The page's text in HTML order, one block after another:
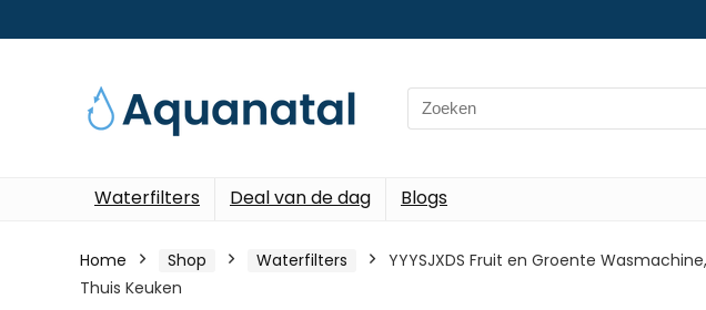
Search
for:
Waterfilters Deal van de dag Blogs
Home Shop Waterfilters
YYYSJXDS Fruit en Groente
Thuis Keuken